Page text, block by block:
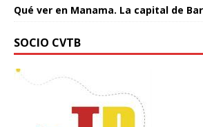
Qué ver en Manama. La capital de
SOCIO CVTB